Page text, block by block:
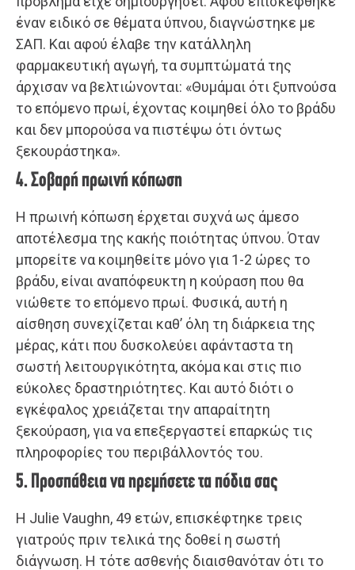
έναν ειδικό σε θέματα ύπνου, διαγνώστηκε με
ΣΑΠ. Και αφού έλαβε την κατάλληλη
φαρμακευτική αγωγή, τα συμπτώματά της
άρχισαν να βελτιώνονται: «Θυμάμαι ότι ξυπνούσα
το επόμενο πρωί, έχοντας κοιμηθεί όλο το βράδυ
και δεν μπορούσα να πιστέψω ότι όντως
ξεκουράστηκα».
4. Σοβαρή πρωινή κόπωση
Η πρωινή κόπωση έρχεται συχνά ως άμεσο
αποτέλεσμα της κακής ποιότητας ύπνου. Όταν
μπορείτε να κοιμηθείτε μόνο για 1-2 ώρες το
βράδυ, είναι αναπόφευκτη η κούραση που θα
νιώθετε το επόμενο πρωί. Φυσικά, αυτή η
αίσθηση συνεχίζεται καθ’ όλη τη διάρκεια της
μέρας, κάτι που δυσκολεύει αφάνταστα τη
σωστή λειτουργικότητα, ακόμα και στις πιο
εύκολες δραστηριότητες. Και αυτό διότι ο
εγκέφαλος χρειάζεται την απαραίτητη
ξεκούραση, για να επεξεργαστεί επαρκώς τις
πληροφορίες του περιβάλλοντός του.
5. Προσπάθεια να ηρεμήσετε τα πόδια σας
Η Julie Vaughn, 49 ετών, επισκέφτηκε τρεις
γιατρούς πριν τελικά της δοθεί η σωστή
διάγνωση. Η τότε ασθενής διαισθανόταν ότι το